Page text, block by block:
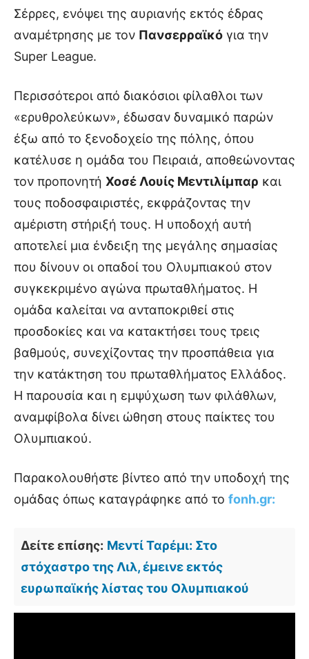
Σέρρες, ενόψει της αυριανής εκτός έδρας
αναμέτρησης με τον Πανσερραϊκό για την
Super League.
Περισσότεροι από διακόσιοι φίλαθλοι των
«ερυθρολεύκων», έδωσαν δυναμικό παρών
έξω από το ξενοδοχείο της πόλης, όπου
κατέλυσε η ομάδα του Πειραιά, αποθεώνοντας
τον προπονητή Χοσέ Λουίς Μεντιλίμπαρ και
τους ποδοσφαιριστές, εκφράζοντας την
αμέριστη στήριξή τους. Η υποδοχή αυτή
αποτελεί μια ένδειξη της μεγάλης σημασίας
που δίνουν οι οπαδοί του Ολυμπιακού στον
συγκεκριμένο αγώνα πρωταθλήματος. Η
ομάδα καλείται να ανταποκριθεί στις
προσδοκίες και να κατακτήσει τους τρεις
βαθμούς, συνεχίζοντας την προσπάθεια για
την κατάκτηση του πρωταθλήματος Ελλάδος.
Η παρουσία και η εμψύχωση των φιλάθλων,
αναμφίβολα δίνει ώθηση στους παίκτες του
Ολυμπιακού.
Παρακολουθήστε βίντεο από την υποδοχή της
ομάδας όπως καταγράφηκε από το fonh.gr:
Δείτε επίσης: Μεντί Ταρέμι: Στο
στόχαστρο της Λιλ, έμεινε εκτός
ευρωπαϊκής λίστας του Ολυμπιακού